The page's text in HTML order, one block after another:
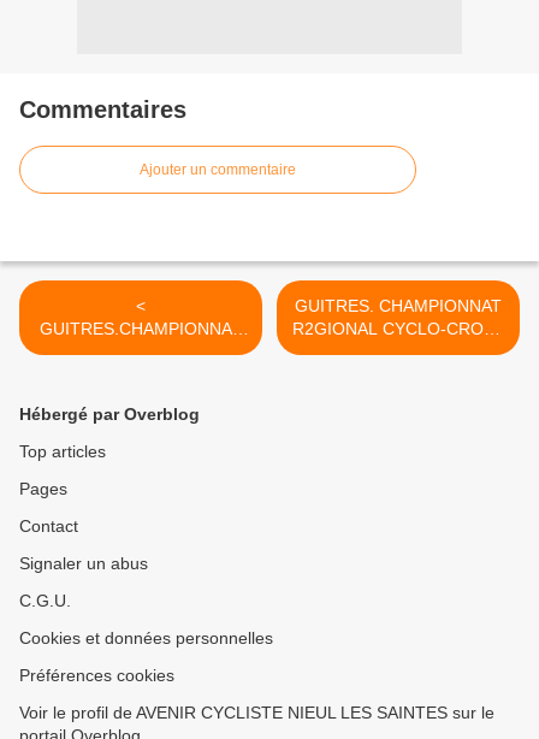
Commentaires
Ajouter un commentaire
<
GUITRES.CHAMPIONNAT
REGIONAL CYCLO-CROSS
GUITRES. CHAMPIONNAT
R2GIONAL CYCLO-CROSS
ESPOIRS et SENIORS >
Hébergé par Overblog
Top articles
Pages
Contact
Signaler un abus
C.G.U.
Cookies et données personnelles
Préférences cookies
Voir le profil de AVENIR CYCLISTE NIEUL LES SAINTES sur le